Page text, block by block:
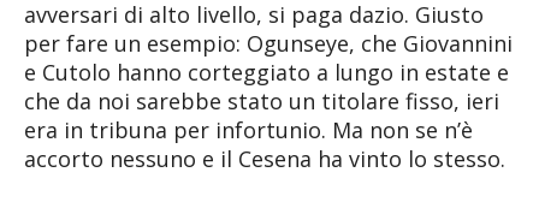
avversari di alto livello, si paga dazio. Giusto
per fare un esempio: Ogunseye, che Giovannini
e Cutolo hanno corteggiato a lungo in estate e
che da noi sarebbe stato un titolare fisso, ieri
era in tribuna per infortunio. Ma non se n’è
accorto nessuno e il Cesena ha vinto lo stesso.